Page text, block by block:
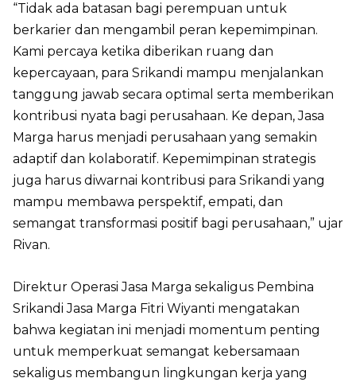
“Tidak ada batasan bagi perempuan untuk
berkarier dan mengambil peran kepemimpinan.
Kami percaya ketika diberikan ruang dan
kepercayaan, para Srikandi mampu menjalankan
tanggung jawab secara optimal serta memberikan
kontribusi nyata bagi perusahaan. Ke depan, Jasa
Marga harus menjadi perusahaan yang semakin
adaptif dan kolaboratif. Kepemimpinan strategis
juga harus diwarnai kontribusi para Srikandi yang
mampu membawa perspektif, empati, dan
semangat transformasi positif bagi perusahaan,” ujar
Rivan.
Direktur Operasi Jasa Marga sekaligus Pembina
Srikandi Jasa Marga Fitri Wiyanti mengatakan
bahwa kegiatan ini menjadi momentum penting
untuk memperkuat semangat kebersamaan
sekaligus membangun lingkungan kerja yang